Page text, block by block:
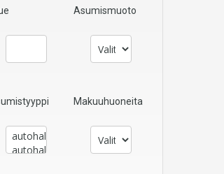
Asumismuoto
Makuuhuoneita